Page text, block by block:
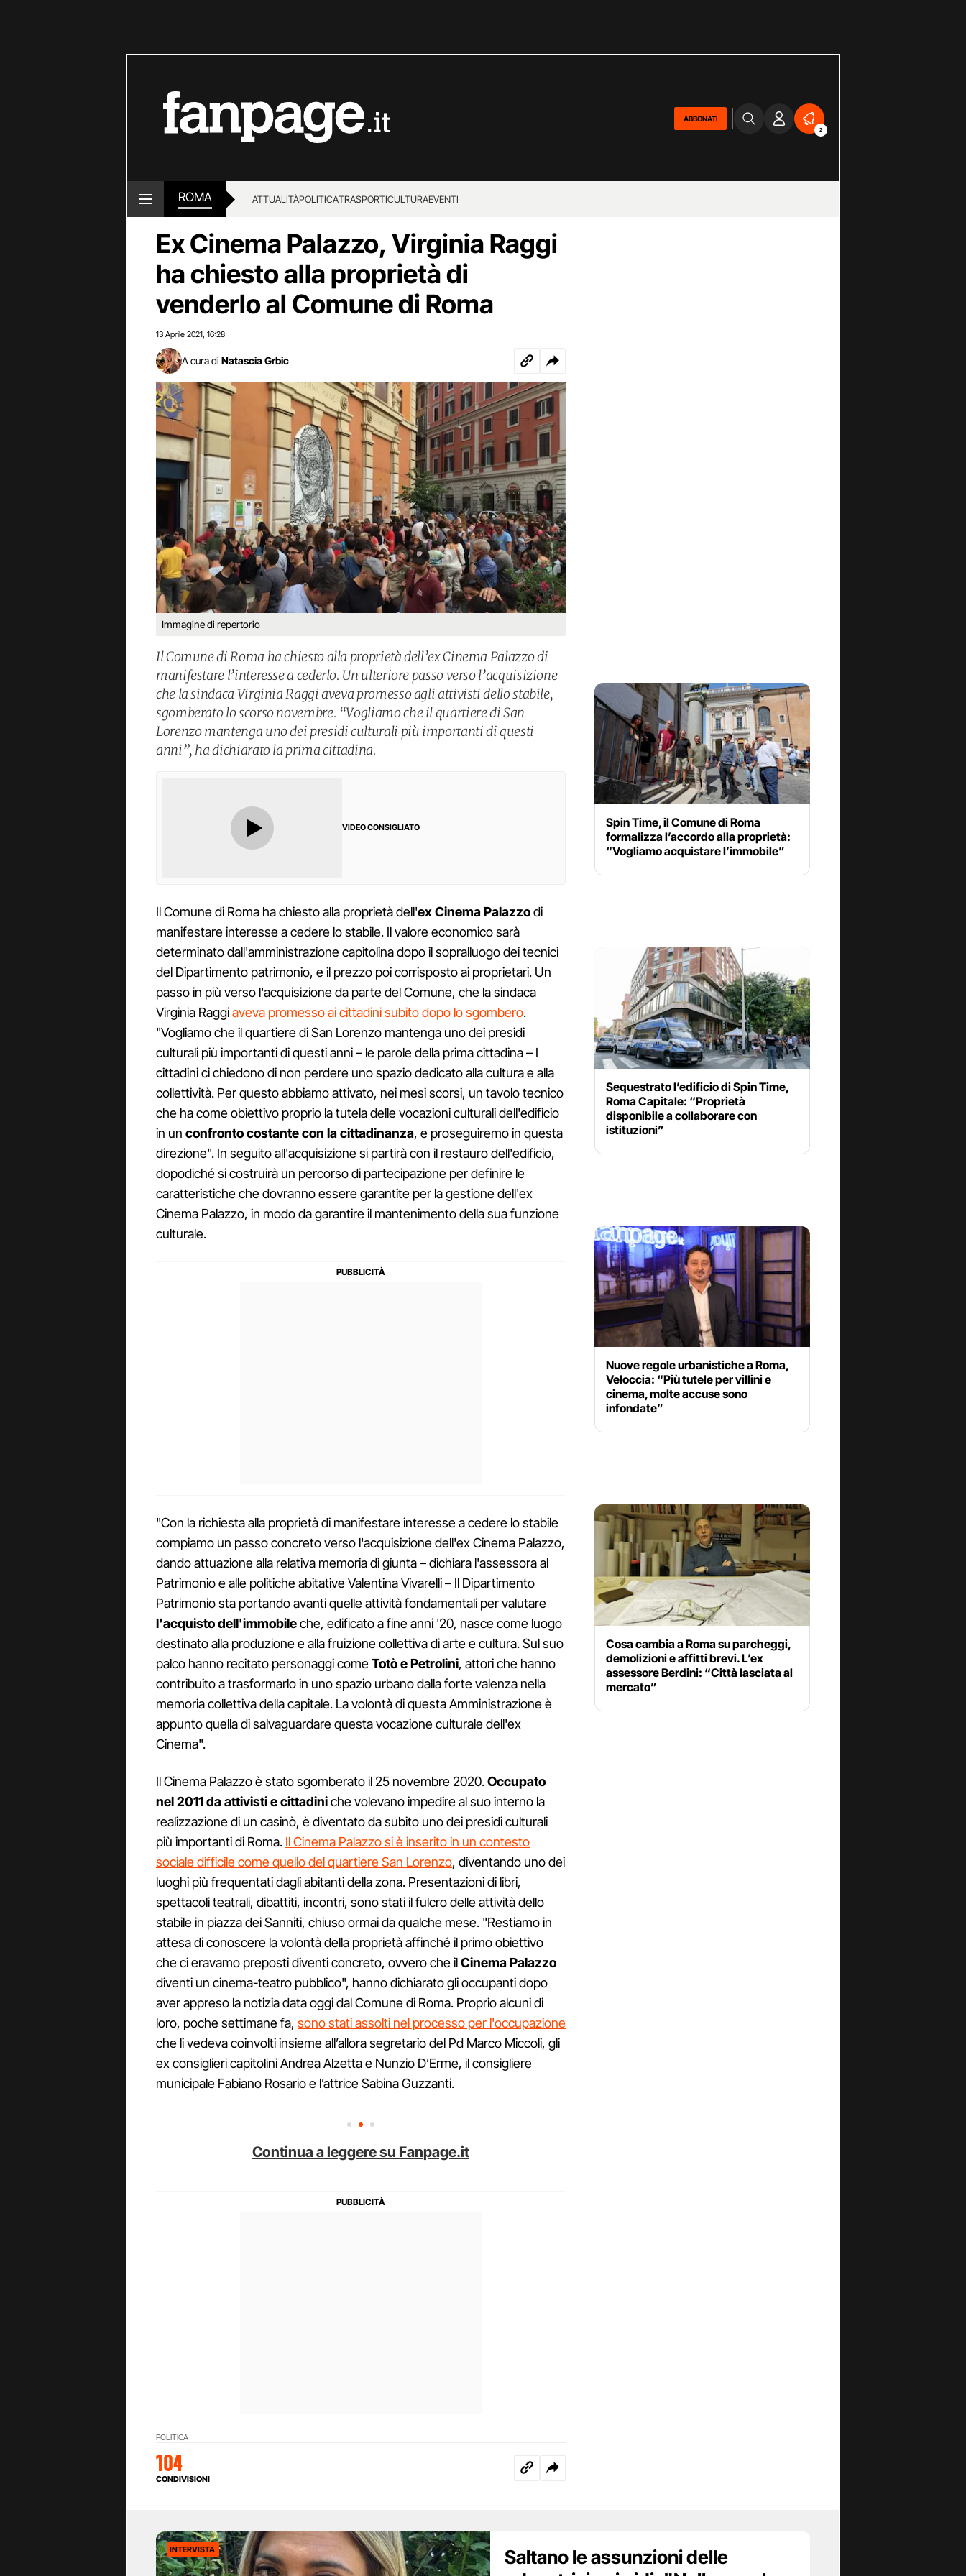
ABBONATI
2
ROMA ATTUALITÀPOLITICATRASPORTICULTURAEVENTI
Ex Cinema Palazzo, Virginia Raggi
ha chiesto alla proprietà di
venderlo al Comune di Roma
13 Aprile 2021 16:28
A cura di Natascia Grbic
Immagine di repertorio
Il Comune di Roma ha chiesto alla proprietà dell’ex Cinema Palazzo di
manifestare l’interesse a cederlo. Un ulteriore passo verso l’acquisizione
che la sindaca Virginia Raggi aveva promesso agli attivisti dello stabile,
sgomberato lo scorso novembre. “Vogliamo che il quartiere di San
Lorenzo mantenga uno dei presidi culturali più importanti di questi
anni”, ha dichiarato la prima cittadina.
VIDEO CONSIGLIATO
Il Comune di Roma ha chiesto alla proprietà dell'ex Cinema Palazzodi
manifestare interesse a cedere lo stabile. Il valore economico sarà
determinato dall'amministrazione capitolina dopo il sopralluogo dei tecnici
del Dipartimento patrimonio, e il prezzo poi corrisposto ai proprietari. Un
passo in più verso l'acquisizione da parte del Comune, che la sindaca
Virginia Raggiaveva promesso ai cittadini subito dopo lo sgombero.
"Vogliamo che il quartiere di San Lorenzo mantenga uno dei presidi
culturali più importanti di questi anni – le parole della prima cittadina – I
cittadini ci chiedono di non perdere uno spazio dedicato alla cultura e alla
collettività. Per questo abbiamo attivato, nei mesi scorsi, un tavolo tecnico
che ha come obiettivo proprio la tutela delle vocazioni culturali dell'edificio
in un confronto costante con la cittadinanza, e proseguiremo in questa
direzione". In seguito all'acquisizione si partirà con il restauro dell'edificio,
dopodiché si costruirà un percorso di partecipazione per definire le
caratteristiche che dovranno essere garantite per la gestione dell'ex
Cinema Palazzo, in modo da garantire il mantenimento della sua funzione
culturale.
"Con la richiesta alla proprietà di manifestare interesse a cedere lo stabile
compiamo un passo concreto verso l'acquisizione dell'ex Cinema Palazzo,
dando attuazione alla relativa memoria di giunta – dichiara l'assessora al
Patrimonio e alle politiche abitative Valentina Vivarelli – Il Dipartimento
Patrimonio sta portando avanti quelle attività fondamentali per valutare
l'acquisto dell'immobileche, edificato a fine anni '20, nasce come luogo
destinato alla produzione e alla fruizione collettiva di arte e cultura. Sul suo
palco hanno recitato personaggi comeTotò e Petrolini, attori che hanno
contribuito a trasformarlo in uno spazio urbano dalla forte valenza nella
memoria collettiva della capitale. La volontà di questa Amministrazione è
appunto quella di salvaguardare questa vocazione culturale dell'ex
Cinema".
Il Cinema Palazzo è stato sgomberato il 25 novembre 2020.Occupato
nel 2011 da attivisti e cittadiniche volevano impedire al suo interno la
realizzazione di un casinò, è diventato da subito uno dei presidi culturali
più importanti di Roma. Il Cinema Palazzo si è inserito in un contesto
sociale difficile come quello del quartiere San Lorenzo, diventando uno dei
luoghi più frequentati dagli abitanti della zona. Presentazioni di libri,
spettacoli teatrali, dibattiti, incontri, sono stati il fulcro delle attività dello
stabile in piazza dei Sanniti, chiuso ormai da qualche mese. "Restiamo in
attesa di conoscere la volontà della proprietà affinché il primo obiettivo
che ci eravamo preposti diventi concreto, ovvero che ilCinema Palazzo
diventi un cinema-teatro pubblico", hanno dichiarato gli occupanti dopo
aver appreso la notizia data oggi dal Comune di Roma. Proprio alcuni di
loro, poche settimane fa, sono stati assolti nel processo per l'occupazione
che li vedeva coinvolti insieme all’allora segretario del Pd Marco Miccoli, gli
ex consiglieri capitolini Andrea Alzetta e Nunzio D’Erme, il consigliere
municipale Fabiano Rosario e l’attrice Sabina Guzzanti.
Continua a leggere su Fanpage.it
POLITICA
104
CONDIVISIONI
Spin Time, il Comune di Roma
formalizza l’accordo alla proprietà:
“Vogliamo acquistare l’immobile”
Sequestrato l’edificio di Spin Time,
Roma Capitale: “Proprietà
disponibile a collaborare con
istituzioni”
Nuove regole urbanistiche a Roma,
Veloccia: “Più tutele per villini e
cinema, molte accuse sono
infondate”
Cosa cambia a Roma su parcheggi,
demolizioni e affitti brevi. L’ex
assessore Berdini: “Città lasciata al
mercato”
INTERVISTA
Saltano le assunzioni delle